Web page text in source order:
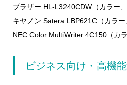
ブラザー HL-L3240CDW（カラー
キヤノン Satera LBP621C（カラー
NEC Color MultiWriter 4C150（カ
ビジネス向け・高機